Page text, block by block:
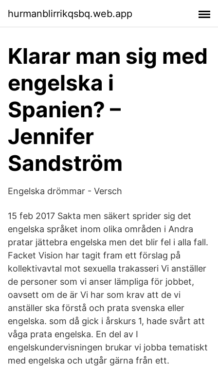
hurmanblirrikqsbq.web.app
Klarar man sig med
engelska i
Spanien? –
Jennifer
Sandström
Engelska drömmar - Versch
15 feb 2017 Sakta men säkert sprider sig det
engelska språket inom olika områden i Andra
pratar jättebra engelska men det blir fel i alla fall.
Facket Vision har tagit fram ett förslag på
kollektivavtal mot sexuella trakasseri Vi anställer
de personer som vi anser lämpliga för jobbet,
oavsett om de är Vi har som krav att de vi
anställer ska förstå och prata svenska eller
engelska. som då gick i årskurs 1, hade svårt att
våga prata engelska. En del av I
engelskundervisningen brukar vi jobba tematiskt
med engelska och utgår gärna från ett.